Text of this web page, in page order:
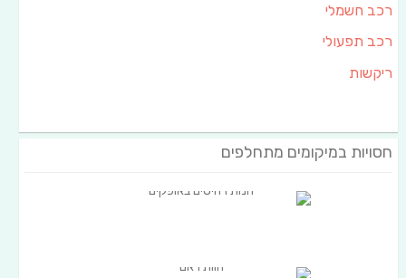
רכב חשמלי
רכב תפעולי
ריקשות
חסויות במיקומים מתחלפים